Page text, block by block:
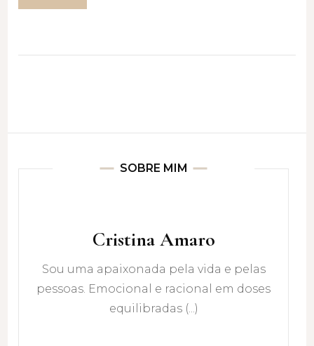
SOBRE MIM
Cristina Amaro
Sou uma apaixonada pela vida e pelas
pessoas. Emocional e racional em doses
equilibradas (...)